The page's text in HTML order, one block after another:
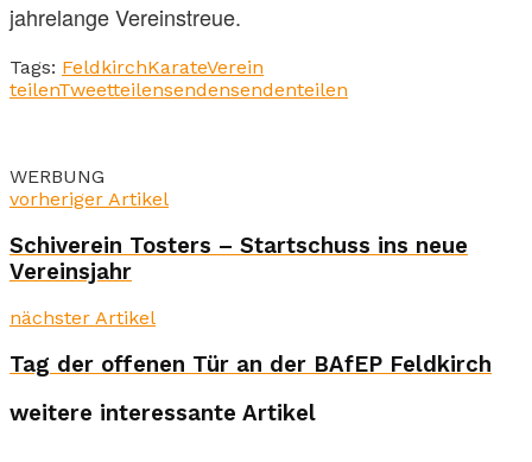
jahrelange Vereinstreue.
Tags: FeldkirchKarateVerein
teilenTweetteilensendensendenteilen
WERBUNG
vorheriger Artikel
Schiverein Tosters – Startschuss ins neue
Vereinsjahr
nächster Artikel
Tag der offenen Tür an der BAfEP Feldkirch
weitere interessante Artikel